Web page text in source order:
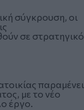
σύγκρουση, οι
σε στρατηγικό
παραμένει
με το νέο
έργο.